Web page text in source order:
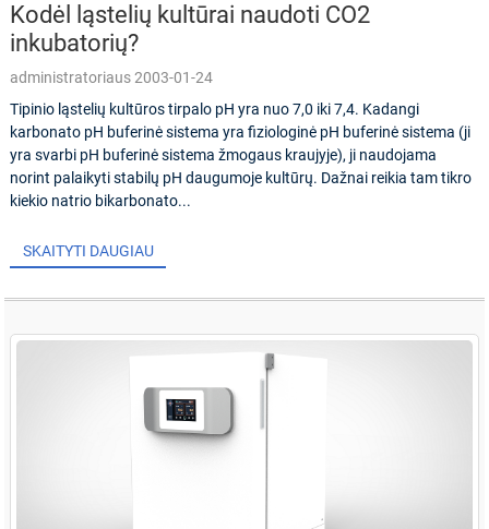
Kodėl ląstelių kultūrai naudoti CO2
inkubatorių?
administratoriaus 2003-01-24
Tipinio ląstelių kultūros tirpalo pH yra nuo 7,0 iki 7,4. Kadangi
karbonato pH buferinė sistema yra fiziologinė pH buferinė sistema (ji
yra svarbi pH buferinė sistema žmogaus kraujyje), ji naudojama
norint palaikyti stabilų pH daugumoje kultūrų. Dažnai reikia tam tikro
kiekio natrio bikarbonato...
SKAITYTI DAUGIAU